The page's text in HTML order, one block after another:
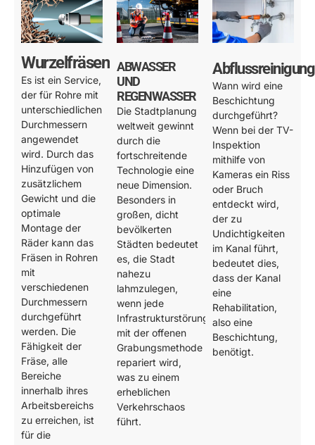
Wurzelfräsen
Es ist ein Service,
der für Rohre mit
unterschiedlichen
Durchmessern
angewendet
wird. Durch das
Hinzufügen von
zusätzlichem
Gewicht und die
optimale
Montage der
Räder kann das
Fräsen in Rohren
mit
verschiedenen
Durchmessern
durchgeführt
werden. Die
Fähigkeit der
Fräse, alle
Bereiche
innerhalb ihres
Arbeitsbereichs
zu erreichen, ist
für die
ABWASSER
UND
REGENWASSER
Die Stadtplanung
weltweit gewinnt
durch die
fortschreitende
Technologie eine
neue Dimension.
Besonders in
großen, dicht
bevölkerten
Städten bedeutet
es, die Stadt
nahezu
lahmzulegen,
wenn jede
Infrastrukturstörung
mit der offenen
Grabungsmethode
repariert wird,
was zu einem
erheblichen
Verkehrschaos
führt.
Abflussreinigung
Wann wird eine
Beschichtung
durchgeführt?
Wenn bei der TV-
Inspektion
mithilfe von
Kameras ein Riss
oder Bruch
entdeckt wird,
der zu
Undichtigkeiten
im Kanal führt,
bedeutet dies,
dass der Kanal
eine
Rehabilitation,
also eine
Beschichtung,
benötigt.